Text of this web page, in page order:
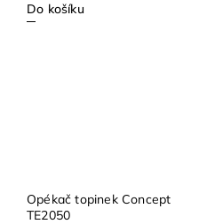
Do košíku
Opékač topinek Concept
TE2050